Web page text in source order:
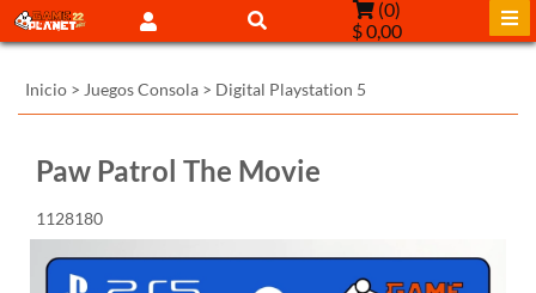
(0)
$ 0,00
Inicio > Juegos Consola > Digital Playstation 5
Paw Patrol The Movie
1128180